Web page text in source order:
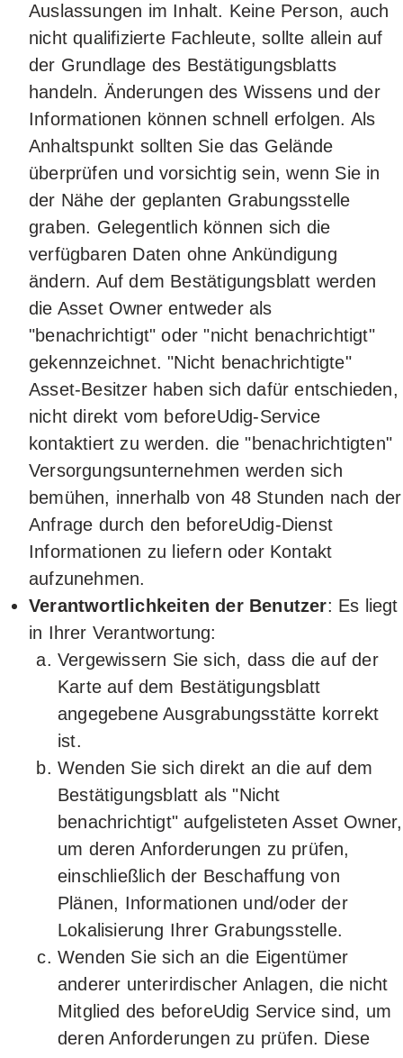
Auslassungen im Inhalt. Keine Person, auch
nicht qualifizierte Fachleute, sollte allein auf
der Grundlage des Bestätigungsblatts
handeln. Änderungen des Wissens und der
Informationen können schnell erfolgen. Als
Anhaltspunkt sollten Sie das Gelände
überprüfen und vorsichtig sein, wenn Sie in
der Nähe der geplanten Grabungsstelle
graben. Gelegentlich können sich die
verfügbaren Daten ohne Ankündigung
ändern. Auf dem Bestätigungsblatt werden
die Asset Owner entweder als
"benachrichtigt" oder "nicht benachrichtigt"
gekennzeichnet. "Nicht benachrichtigte"
Asset-Besitzer haben sich dafür entschieden,
nicht direkt vom beforeUdig-Service
kontaktiert zu werden. die "benachrichtigten"
Versorgungsunternehmen werden sich
bemühen, innerhalb von 48 Stunden nach der
Anfrage durch den beforeUdig-Dienst
Informationen zu liefern oder Kontakt
aufzunehmen.
Verantwortlichkeiten der Benutzer: Es liegt
in Ihrer Verantwortung:
Vergewissern Sie sich, dass die auf der
Karte auf dem Bestätigungsblatt
angegebene Ausgrabungsstätte korrekt
ist.
Wenden Sie sich direkt an die auf dem
Bestätigungsblatt als "Nicht
benachrichtigt" aufgelisteten Asset Owner,
um deren Anforderungen zu prüfen,
einschließlich der Beschaffung von
Plänen, Informationen und/oder der
Lokalisierung Ihrer Grabungsstelle.
Wenden Sie sich an die Eigentümer
anderer unterirdischer Anlagen, die nicht
Mitglied des beforeUdig Service sind, um
deren Anforderungen zu prüfen. Diese